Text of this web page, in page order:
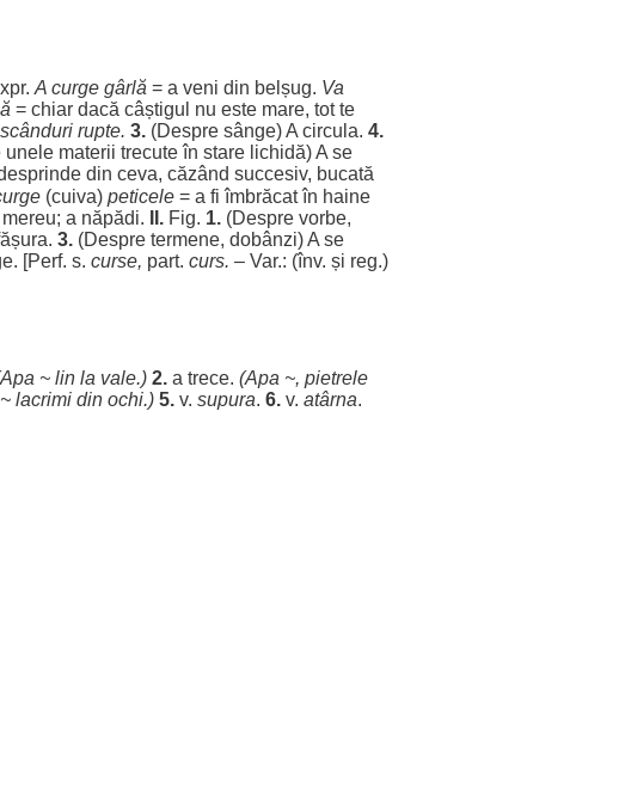
A curge gârlă = a veni din belșug. Va
= chiar dacă câștigul nu este mare, tot te
scânduri rupte. 3. (Despre sânge) A circula. 4.
unele materii trecuteîn stare lichidă) A se
din ceva, căzând succesiv, bucată
(cuiva) peticele = a fiîmbrăcatîn haine
mereu; a năpădi. II. Fig. 1. (Despre vorbe,
. 3. (Despre termene, dobânzi) A se
. [Perf. s. curse, part. curs. – Var.: (înv. și reg.)
Apa ~ lin la vale.) 2. a trece. (Apa ~, pietrele
lacrimi din ochi.) 5. v. supura. 6. v. atârna.